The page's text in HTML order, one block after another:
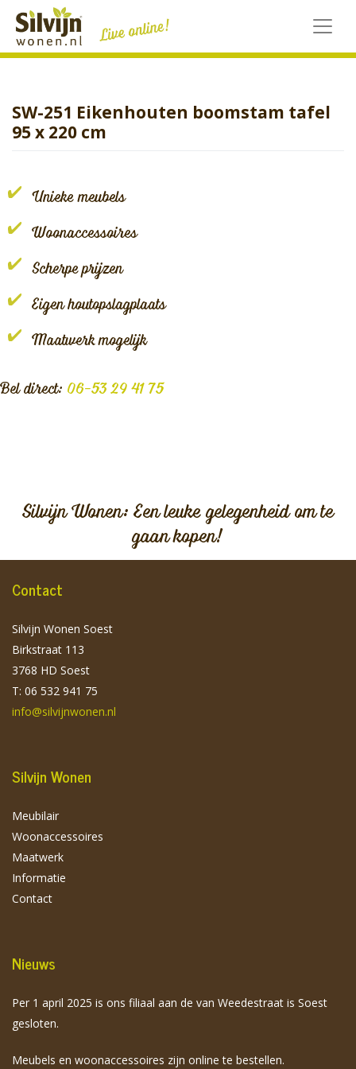
Skip
content
SW-251 Eikenhouten boomstam tafel
95 x 220 cm
Unieke meubels
Woonaccessoires
Scherpe prijzen
Eigen houtopslagplaats
Maatwerk mogelijk
Bel direct: 06-53 29 41 75
Silvijn Wonen: Een leuke gelegenheid om te
gaan kopen!
Contact
Silvijn Wonen Soest
Birkstraat 113
3768 HD Soest
T: 06 532 941 75
info@silvijnwonen.nl
Silvijn Wonen
Meubilair
Woonaccessoires
Maatwerk
Informatie
Contact
Nieuws
Per 1 april 2025 is ons filiaal aan de van Weedestraat is Soest
gesloten.
Meubels en woonaccessoires zijn online te bestellen.